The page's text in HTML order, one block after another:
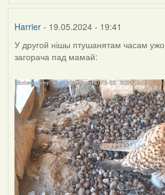
Harrier- 19.05.2024 - 19:41
У другой нішы птушанятам часам ужо
загорача пад мамай: